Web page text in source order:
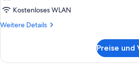
Kostenloses WLAN
Weitere Details
Weitere
Preise